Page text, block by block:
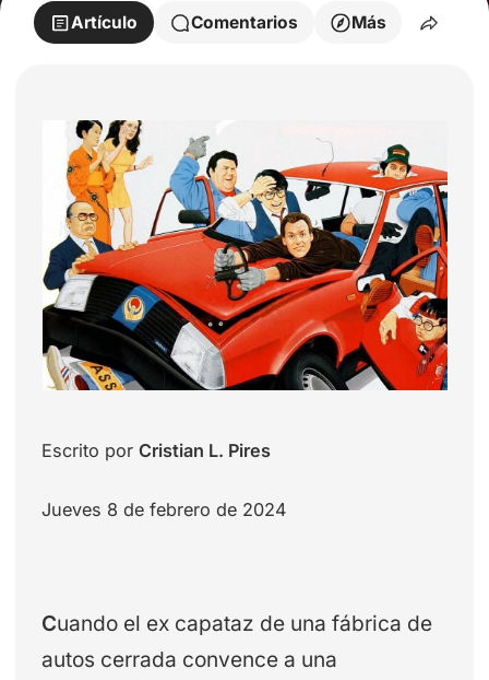
Artículo Comentarios Más
Escrito porCristian L. Pires
Jueves 8 de febrero de 2024
Cuando el ex capataz de una fábrica de
autos cerrada convence a una